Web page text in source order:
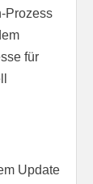
Prozess
für
Update